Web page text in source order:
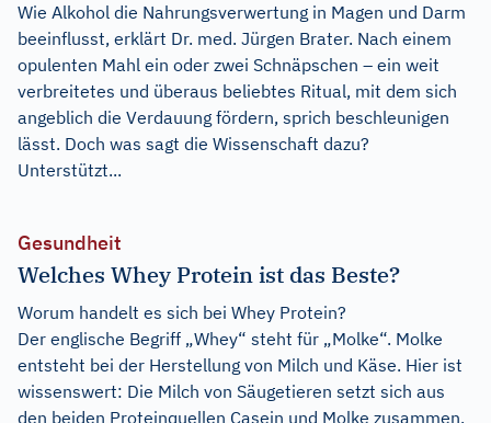
Wie Alkohol die Nahrungsverwertung in Magen und Darm
beeinflusst, erklärt Dr. med. Jürgen Brater. Nach einem
opulenten Mahl ein oder zwei Schnäpschen – ein weit
verbreitetes und überaus beliebtes Ritual, mit dem sich
angeblich die Verdauung fördern, sprich beschleunigen
lässt. Doch was sagt die Wissenschaft dazu?
Unterstützt...
Gesundheit
Welches Whey Protein ist das Beste?
Worum handelt es sich bei Whey Protein?
Der englische Begriff „Whey“ steht für „Molke“. Molke
entsteht bei der Herstellung von Milch und Käse. Hier ist
wissenswert: Die Milch von Säugetieren setzt sich aus
den beiden Proteinquellen Casein und Molke zusammen.